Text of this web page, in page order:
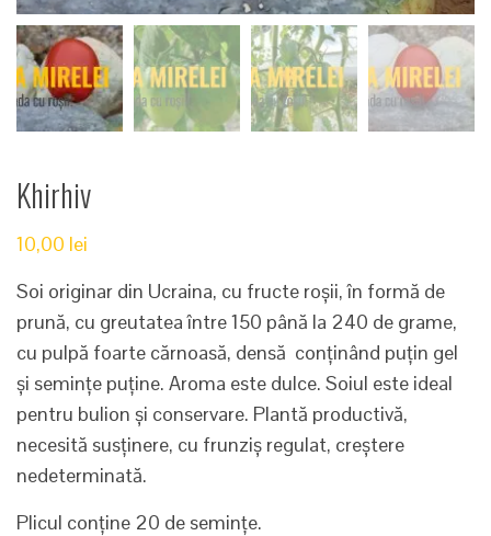
Khirhiv
10,00 lei
Soi originar din Ucraina, cu fructe roșii, în formă de
prună, cu greutatea între 150 până la 240 de grame,
cu pulpă foarte cărnoasă, densă conținând puțin gel
și semințe puține. Aroma este dulce. Soiul este ideal
pentru bulion și conservare. Plantă productivă,
necesită susținere, cu frunziș regulat, creștere
nedeterminată.
Plicul conține 20 de semințe.